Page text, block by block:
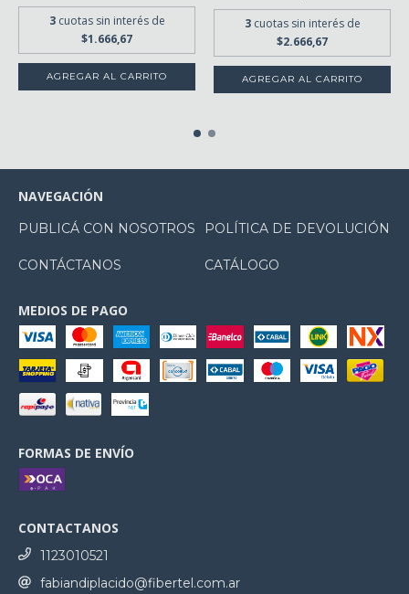
3 cuotas sin interés de
$1.666,67
3 cuotas sin interés de
$2.666,67
NAVEGACIÓN
PUBLICÁ CON NOSOTROS POLÍTICA DE DEVOLUCIÓN
CONTÁCTANOS CATÁLOGO
MEDIOS DE PAGO
FORMAS DE ENVÍO
CONTACTANOS
1123010521
fabiandiplacido@fibertel.com.ar